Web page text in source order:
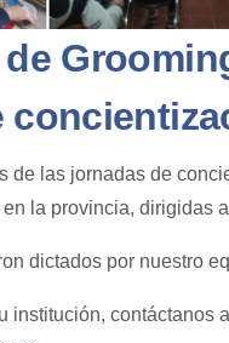
de las jornadas de
la provincia, dirigidas
dictados por nuestro
institución, contáctanos